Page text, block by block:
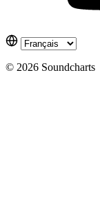
© 2026 Soundcharts